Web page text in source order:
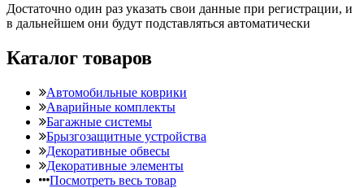
Достаточно один раз указать свои данные при регистрации, и
в дальнейшем они будут подставляться автоматически
Каталог товаров
Автомобильные коврики
Аварийные комплекты
Багажные системы
Брызгозащитные устройства
Декоративные обвесы
Декоративные элементы
Посмотреть весь товар